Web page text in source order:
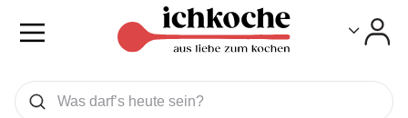
Was wollen Sie suchen
Suchen